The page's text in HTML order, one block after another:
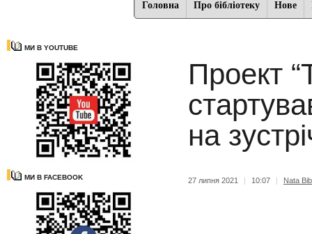
Головна Про бібліотеку Нове
МИ В YOUTUBE
МИ В FACEBOOK
Проект
на
27 липня 2021 | 10:07 | Nata